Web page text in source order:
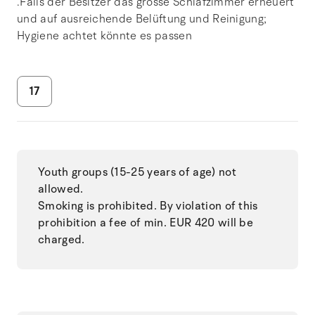
und auf ausreichende Belüftung und Reinigung;
Hygiene achtet könnte es passen
17
Youth groups (15-25 years of age) not
allowed.
Smoking is prohibited. By violation of this
prohibition a fee of min. EUR 420 will be
charged.